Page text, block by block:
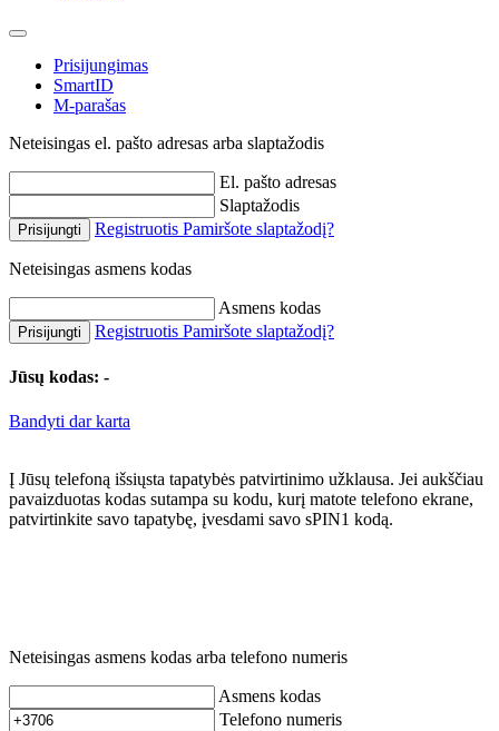
Prisijungimas
SmartID
M-parašas
Neteisingas el. pašto adresas arba slaptažodis
El. pašto adresas
Slaptažodis
Prisijungti Registruotis Pamiršote slaptažodį?
Neteisingas asmens kodas
Asmens kodas
Prisijungti Registruotis Pamiršote slaptažodį?
Jūsų kodas: -
Bandyti dar karta
Į Jūsų telefoną išsiųsta tapatybės patvirtinimo užklausa. Jei aukščiau
pavaizduotas kodas sutampa su kodu, kurį matote telefono ekrane,
patvirtinkite savo tapatybę, įvesdami savo sPIN1 kodą.
Neteisingas asmens kodas arba telefono numeris
Asmens kodas
Telefono numeris